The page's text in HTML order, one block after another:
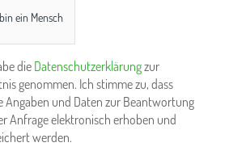
ein Mensch
die Datenschutzerklärungzur
genommen. Ich stimme zu, dass
Angaben und Daten zur Beantwortung
Anfrage elektronisch erhoben und
werden.